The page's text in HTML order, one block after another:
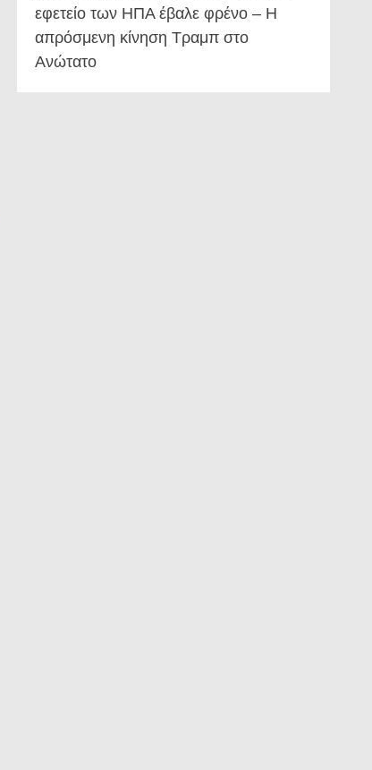
εφετείο των ΗΠΑ έβαλε φρένο – Η
απρόσμενη κίνηση Τραμπ στο
Ανώτατο